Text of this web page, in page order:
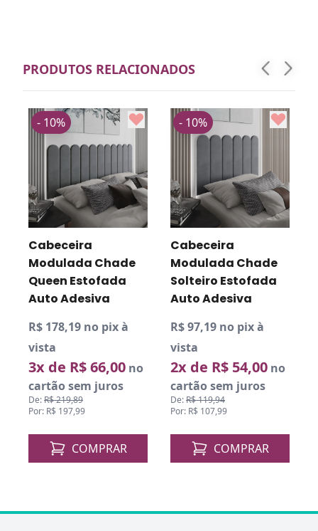
PRODUTOS RELACIONADOS
Cabeceira
Modulada Chade
Queen Estofada
Auto Adesiva
R$ 178,19 no pix à
vista
3x de R$ 66,00 no
cartão sem juros
De:R$ 219,89
Por: R$ 197,99
- 10%
COMPRAR
Cabeceira
Modulada Chade
Solteiro Estofada
Auto Adesiva
R$ 97,19 no pix à
vista
2x de R$ 54,00 no
cartão sem juros
De:R$ 119,94
Por: R$ 107,99
- 10%
COMPRAR